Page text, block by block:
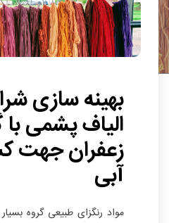
بهینه سازی
الیاف پشمی
زعفران جهت
آبی
مواد رنگزای طبیعی گروه